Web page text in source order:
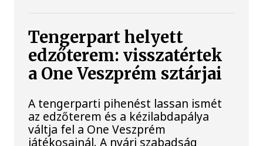
Tengerpart helyett
edzőterem: visszatértek
a One Veszprém sztárjai
A tengerparti pihenést lassan ismét
az edzőterem és a kézilabdapálya
váltja fel a One Veszprém
játékosainál. A nyári szabadság